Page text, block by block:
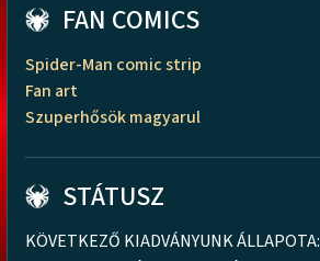
FAN COMICS
Spider-Man comic strip
Fan art
Szuperhősök magyarul
STÁTUSZ
KÖVETKEZŐ KIADVÁNYUNK ÁLLAPOTA: